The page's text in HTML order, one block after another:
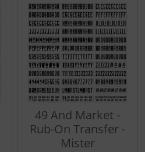
49 And Market -
Rub-On Transfer -
Mister